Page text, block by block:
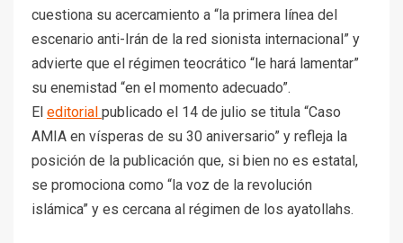
cuestiona su acercamiento a “la primera línea del
escenario anti-Irán de la red sionista internacional” y
advierte que el régimen teocrático “le hará lamentar”
su enemistad “en el momento adecuado”.
El editorial publicado el 14 de julio se titula “Caso
AMIA en vísperas de su 30 aniversario” y refleja la
posición de la publicación que, si bien no es estatal,
se promociona como “la voz de la revolución
islámica” y es cercana al régimen de los ayatollahs.